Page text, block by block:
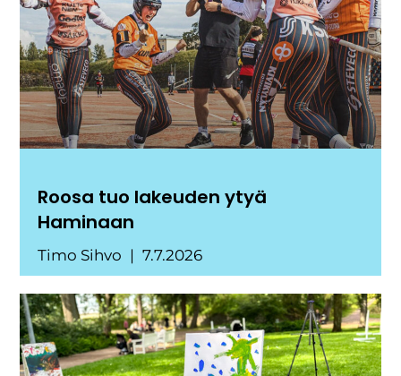
Roosa tuo lakeuden ytyä
Haminaan
Timo Sihvo 7.7.2026